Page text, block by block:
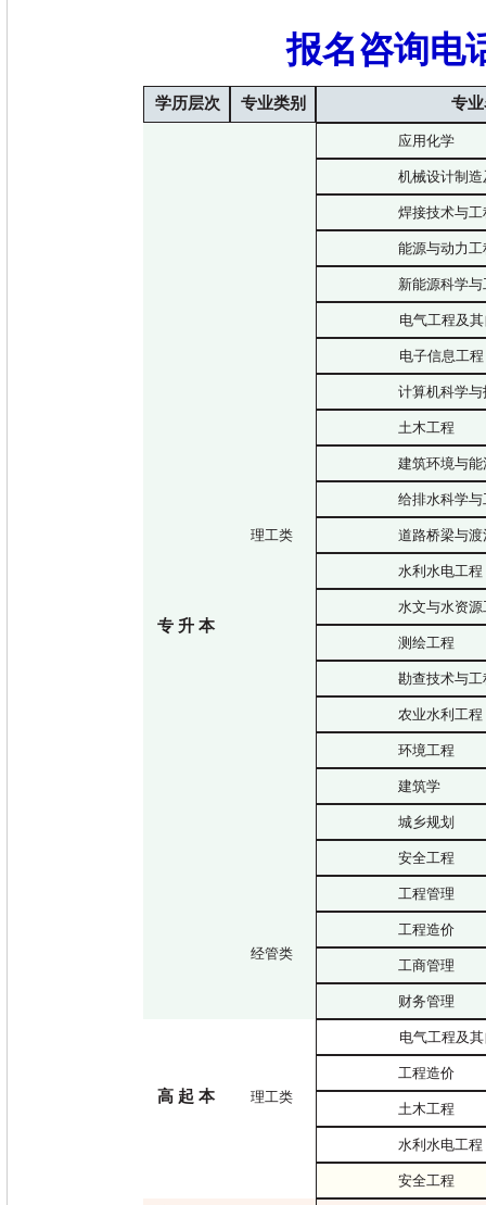
报名咨询电
学历层次 专业类别 专
专 升 本
理工类
应用化学
机械设计制
焊接技术与工
能源与动力工
新能源科学与
电气工程及
电子信息工程
计算机科学与
土木工程
建筑环境与
给排水科学与
道路桥梁与渡
水利水电工程
水文与水资源
测绘工程
勘查技术与工
农业水利工程
环境工程
建筑学
城乡规划
安全工程
经管类
工程管理
工程造价
工商管理
财务管理
高 起 本 理工类
电气工程及
工程造价
土木工程
水利水电工程
安全工程